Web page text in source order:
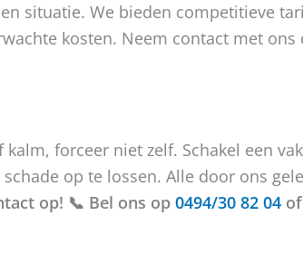
situatie. We bieden competitieve
kosten. Neem contact met ons
forceer niet zelf. Schakel een
op te lossen. Alle door ons
op! 📞 Bel ons op 0494/30 82 04